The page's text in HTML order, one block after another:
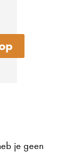
je geen